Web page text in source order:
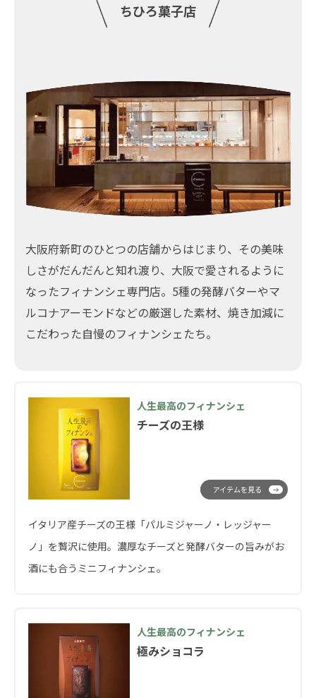
ちひろ菓子店
大阪府新町のひとつの店舗からはじまり、その美味
しさがだんだんと知れ渡り、大阪で愛されるように
なったフィナンシェ専門店。5種の発酵バターやマ
ルコナアーモンドなどの厳選した素材、焼き加減に
こだわった自慢のフィナンシェたち。
チーズの王様
人生最高のフィナンシェ
イタリア産チーズの王様「パルミジャーノ・レッジャー
ノ」を贅沢に使用。濃厚なチーズと発酵バターの旨みがお
酒にも合うミニフィナンシェ。
アイテムを見る
極みショコラ
人生最高のフィナンシェ